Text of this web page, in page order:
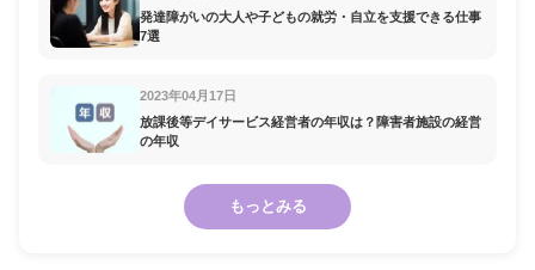
発達障がいの大人や子どもの就労・自立を支援できる仕事
7選
2023年04月17日
放課後等デイサービス経営者の年収は？障害者施設の経営
の年収
もっとみる